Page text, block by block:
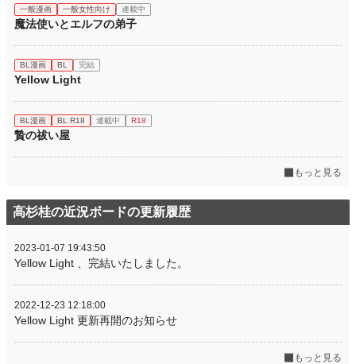
一般漫画 一般女性向け 連載中
魔法使いとエルフの弟子
BL漫画 BL 完結
Yellow Light
BL漫画 BL R18 連載中 R18
贄の祓い屋
もっと見る
高杉桂の近況ボードの更新履歴
2023-01-07 19:43:50
Yellow Light 、完結いたしました。
2022-12-23 12:18:00
Yellow Light 更新再開のお知らせ
もっと見る